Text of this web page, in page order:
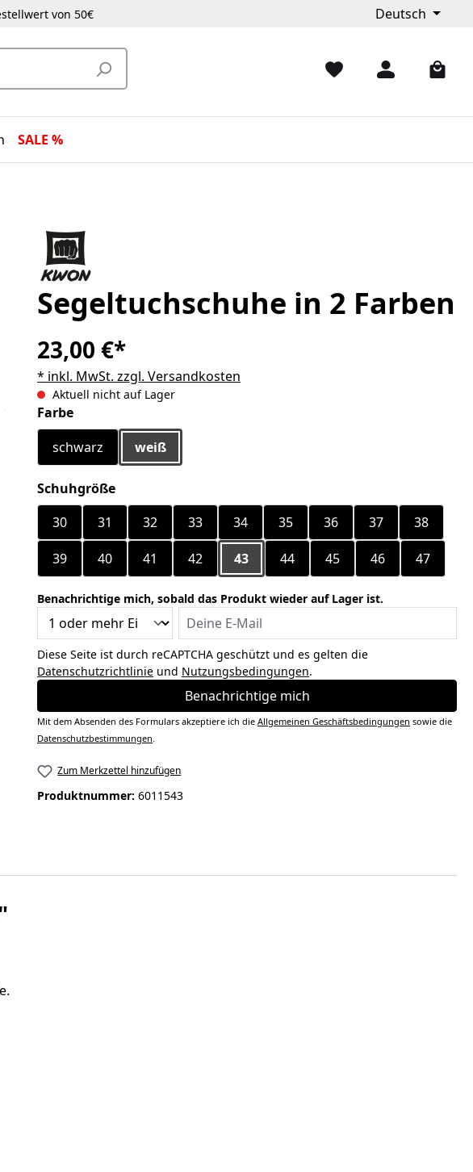
von 50€ Deutsch
SALE %
Segeltuchschuhe in 2 Farben
23,00 €*
* inkl. MwSt. zzgl. Versandkosten
Aktuell nicht auf Lager
Farbeauswählen
schwarz
weiß
Schuhgrößeauswählen
30
31 32 33 34 35 36 37 38
39 40 41 42 43 44 45 46 47
Benachrichtige mich, sobald das Produkt wieder auf Lager ist.
Deine E-Mail
Diese Seite ist durch reCAPTCHA geschützt und es gelten die
Datenschutzrichtlinie und Nutzungsbedingungen.
Benachrichtige mich
Mit dem Absenden des Formulars akzeptiere ich die Allgemeinen Geschäftsbedingungen sowie die
Datenschutzbestimmungen.
Zum Merkzettel hinzufügen
Produktnummer: 6011543